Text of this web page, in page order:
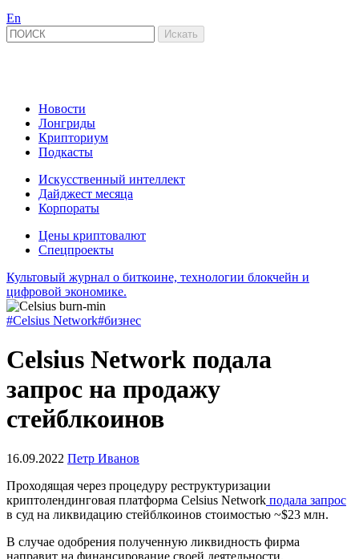
En
Новости
Лонгриды
Крипториум
Подкасты
Искусственный интеллект
Дайджест месяца
Корпораты
Цены криптовалют
Спецпроекты
Культовый журнал о биткоине, технологии блокчейн и
цифровой экономике.
#Celsius Network#бизнес
Celsius Network подала
запрос на продажу
стейблкоинов
16.09.2022 Петр Иванов
Проходящая через процедуру реструктуризации
криптолендинговая платформа Celsius Network подала запрос
в суд на ликвидацию стейблкоинов стоимостью ~$23 млн.
В случае одобрения полученную ликвидность фирма
направит на финансирование своей деятельности.